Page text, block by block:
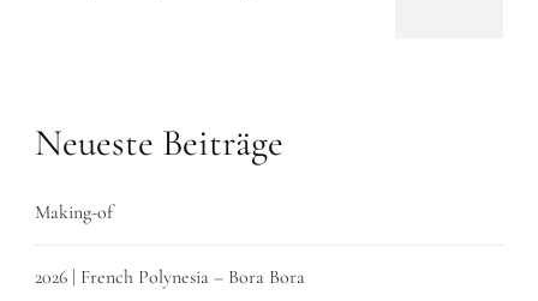
Neueste Beiträge
Making-of
2026 | French Polynesia – Bora Bora